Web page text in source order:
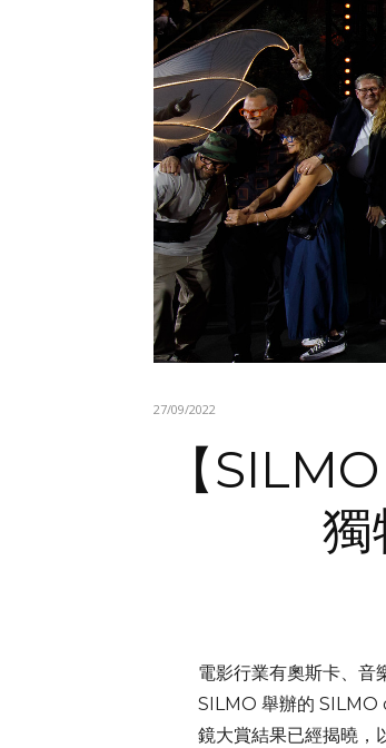
27/09/2022
【
獨
電影行業有奧斯卡、音
SILMO 舉辦的 SILMO
鏡大賞結果已經揭曉，